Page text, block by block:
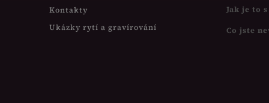
Kontakty
Ukázky rytí a gravírování
Jak je to
Co jste